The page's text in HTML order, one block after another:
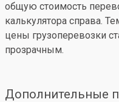
общую стоимость
калькулятора справа.
цены грузоперевозки
прозрачным.
Дополнительные